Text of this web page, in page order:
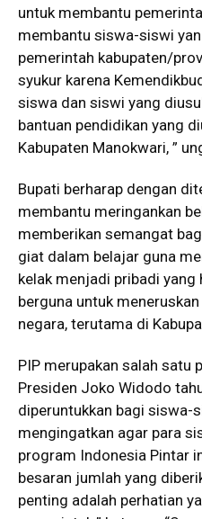
untuk membantu
membantu siswa-siswi
pemerintah kabupaten/
syukur karena
siswa dan siswi yang
bantuan pendidikan yang
Kabupaten Manokwari, ”
Bupati berharap dengan
membantu meringankan
memberikan semangat
giat dalam belajar guna
kelak menjadi pribadi yang
berguna untuk
negara, terutama di
PIP merupakan salah satu
Presiden Joko Widodo
diperuntukkan bagi siswa-
mengingatkan agar para
program Indonesia Pintar
besaran jumlah yang
penting adalah perhatian